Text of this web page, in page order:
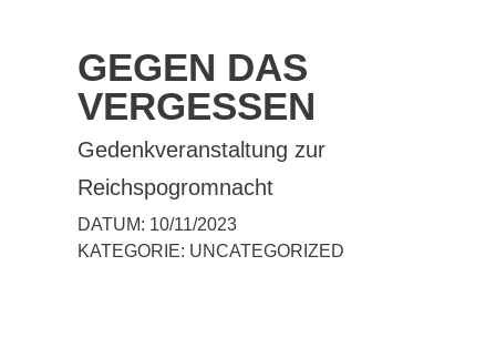
GEGEN DAS
VERGESSEN
Gedenkveranstaltung zur
Reichspogromnacht
DATUM: 10/11/2023
KATEGORIE: UNCATEGORIZED